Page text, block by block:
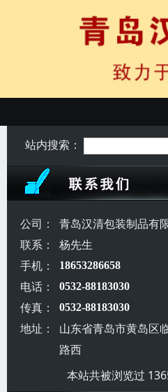
站内搜索：
公司：
青岛汉清包装制品有
联系：
杨先生
手机：
18653286658
电话： 0532-88183030
传真： 0532-88183030
地址：
山东省青岛市黄岛区
路西
本站共被浏览过